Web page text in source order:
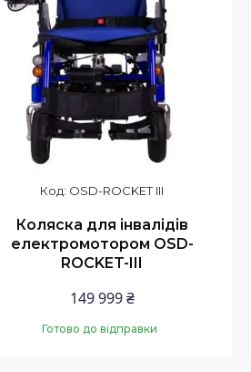
OSD-ROCKET III
Коляска для інвалідів
електромотором OSD-
ROCKET-III
149 999 ₴
Готово до відправки